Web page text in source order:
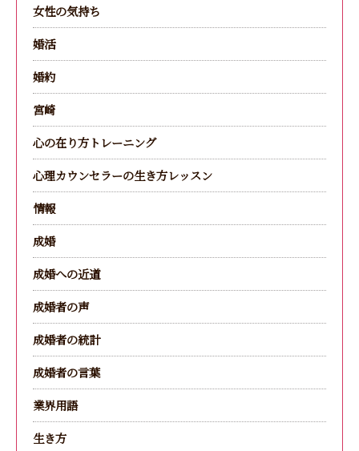
女性の気持ち
婚活
婚約
宮崎
心の在り方トレーニング
心理カウンセラーの生き方レッスン
情報
成婚
成婚への近道
成婚者の声
成婚者の統計
成婚者の言葉
業界用語
生き方